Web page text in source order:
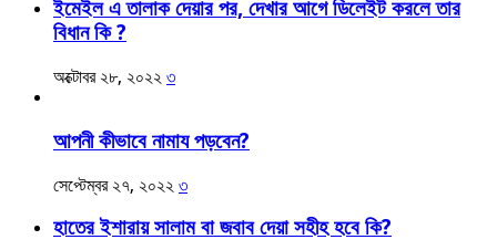
ইমেইল এ তালাক দেয়ার পর, দেখার আগে ডিলেইট করলে তার
বিধান কি ?
অক্টোবর ২৮, ২০২২ ৩
আপনী কীভাবে নামায পড়বেন?
সেপ্টেম্বর ২৭, ২০২২ ৩
হাতের ইশারায় সালাম বা জবাব দেয়া সহীহ হবে কি?